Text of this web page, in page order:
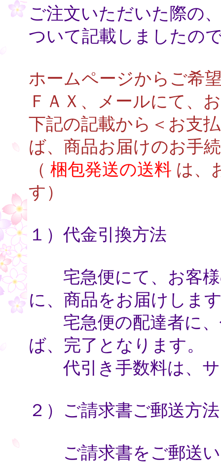
ご注文いただいた際の
ついて記載しましたの
ホームページからご希
ＦＡＸ、メールにて、
下記の記載から＜お支
ば、商品お届けのお手
（ 梱包発送の送料 は、
す）
１）代金引換方法
宅急便にて、お客様
に、商品をお届けしま
宅急便の配達者に、
ば、完了となります。
代引き手数料は、サ
２）ご請求書ご郵送方法
ご請求書をご郵送い